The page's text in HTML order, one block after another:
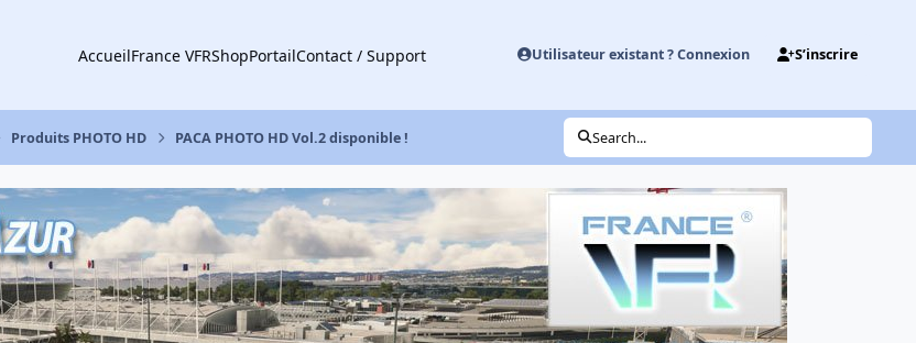
AccueilFrance VFRShopPortailContact / Support Utilisateur existant ? Connexion S’inscrire
Produits PHOTO HD PACA PHOTO HD Vol.2 disponible ! Search...